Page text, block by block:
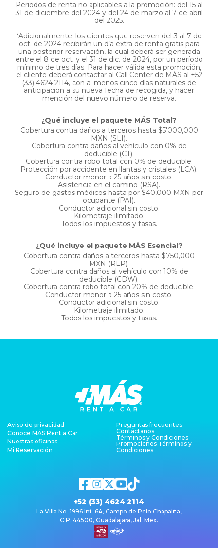
Periodos de renta no aplicables a la promoción: del 15 al
31 de diciembre del 2024 y del 24 de marzo al 7 de abril
del 2025.
*Adicionalmente, los clientes que reserven del 3 al 7 de
oct. de 2024 recibirán un día extra de renta gratis para
una posterior reservación, la cual deberá ser generada
entre el 8 de oct. y el 31 de dic. de 2024, por un período
mínimo de tres días. Para hacer válida esta promoción,
el cliente deberá contactar al Call Center de MÁS al +52
(33) 4624 2114, con al menos cinco días naturales de
anticipación a su nueva fecha de recogida, y hacer
mención del nuevo número de reserva.
¿Qué incluye el paquete MÁS Total?
Cobertura contra daños a terceros hasta $5'000,000
MXN (SLI).
Cobertura contra daños al vehículo con 0% de
deducible (CT).
Cobertura contra robo total con 0% de deducible.
Protección por accidente en llantas y cristales (LCA).
Conductor menor a 25 años sin costo.
Asistencia en el camino (RSA).
Seguro de gastos médicos hasta por $40,000 MXN por
ocupante (PAI).
Conductor adicional sin costo.
Kilometraje ilimitado.
Todos los impuestos y tasas.
¿Qué incluye el paquete MÁS Esencial?
Cobertura contra daños a terceros hasta $750,000
MXN (RLP).
Cobertura contra daños al vehículo con 10% de
deducible (CDW).
Cobertura contra robo total con 20% de deducible.
Conductor menor a 25 años sin costo.
Conductor adicional sin costo.
Kilometraje ilimitado.
Todos los impuestos y tasas.
Aviso de privacidad
Conoce MÁS Rent a Car
Nuestras oficinas
Mi Reservación
Preguntas frecuentes
Contáctanos
Términos y Condiciones
Promociones Términos y
Condiciones
+52 (33) 4624 2114
La Villa No. 1996 Int. 6A, Campo de Polo Chapalita,
C.P. 44500, Guadalajara, Jal. Mex.